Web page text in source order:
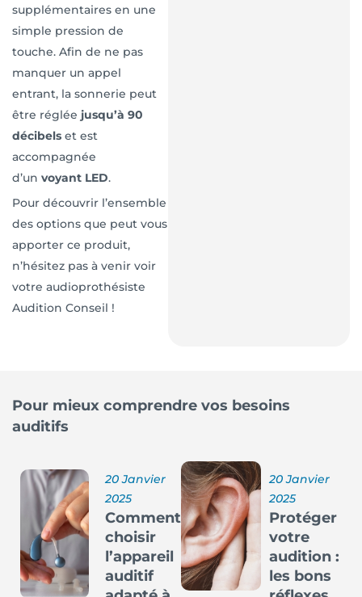
supplémentaires en une
simple pression de
touche. Afin de ne pas
manquer un appel
entrant, la sonnerie peut
être réglée jusqu’à 90
décibels et est
accompagnée
d’un voyant LED.
Pour découvrir l’ensemble
des options que peut vous
apporter ce produit,
n’hésitez pas à venir voir
votre audioprothésiste
Audition Conseil !
Pour mieux comprendre vos besoins
auditifs
20 Janvier
2025
Comment
choisir
l’appareil
auditif
20 Janvier
2025
Protéger
votre
audition :
les bons